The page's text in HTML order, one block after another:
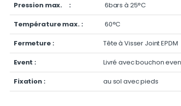
Pression max. : 6bars à 25°C
Température max. : 60°C
Fermeture : Tête à Visser Joint EPDM
Event : Livré avec bouchon
Fixation : au sol avec pieds